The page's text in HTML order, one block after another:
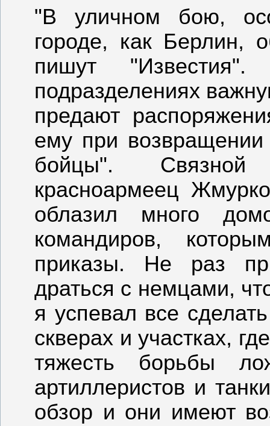
"В уличном бою,
городе, как Берлин,
пишут
подразделениях
предают
ему при
бойцы". Связной
красноармеец
облазил много
командиров,
приказы. Не раз
драться с немцами,
я успевал все
скверах и участках,
тяжесть борьбы
артиллеристов и
обзор и они имеют